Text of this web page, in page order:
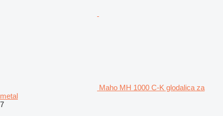
Maho MH 1000 C-K glodalica za
metal
7